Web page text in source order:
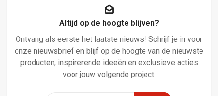
Altijd op de hoogte blijven?
Ontvang als eerste het laatste nieuws! Schrijf je in voor
onze nieuwsbrief en blijf op de hoogte van de nieuwste
producten, inspirerende ideeën en exclusieve acties
voor jouw volgende project.